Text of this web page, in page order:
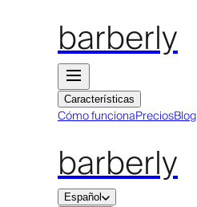
barberly
Características
Cómo funcionaPreciosBlog
barberly
Español